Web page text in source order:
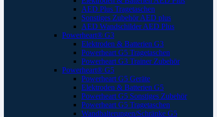
AED Plus Tragetaschen
Sonstiges Zubehör AED plus
AED Wandschilder AED Plus
Powerheart® G3
Elektroden & Batterien G3
Powerheart G5 Tragetaschen
Powerheart G3 Trainer Zubehör
Powerheart® G5
Powerheart G5 Geräte
Elektroden & Batterien G5
Powerheart G5 Sonstiges Zubehör
Powerheart G5 Tragetaschen
Wandhalterungen/Schränke G5